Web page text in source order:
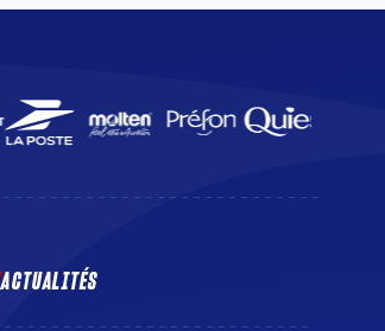
ACTUALITÉS